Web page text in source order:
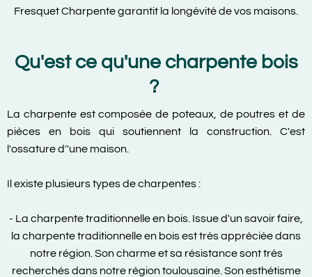
Fresquet Charpente garantit la longévité de vos maisons.
Qu'est ce qu'une charpente bois
?
La charpente est composée de poteaux, de poutres et de
pièces en bois qui soutiennent la construction. C'est
l'ossature d''une maison.
Il existe plusieurs types de charpentes :
- La charpente traditionnelle en bois. Issue d'un savoir faire,
la charpente traditionnelle en bois est très appréciée dans
notre région. Son charme et sa résistance sont très
recherchés dans notre région toulousaine. Son esthétisme